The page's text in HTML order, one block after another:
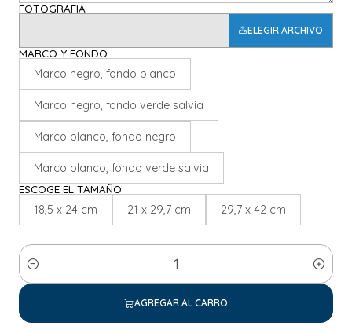
FOTOGRAFIA
ELEGIR ARCHIVO
MARCO Y FONDO
Marco negro, fondo blanco
Marco negro, fondo verde salvia
Marco blanco, fondo negro
Marco blanco, fondo verde salvia
ESCOGE EL TAMAÑO
18,5 x 24 cm 21 x 29,7 cm 29,7 x 42 cm
Cantidad
AGREGAR AL CARRO